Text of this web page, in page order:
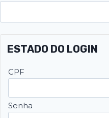
ESTADO DO LOGIN
CPF
Senha